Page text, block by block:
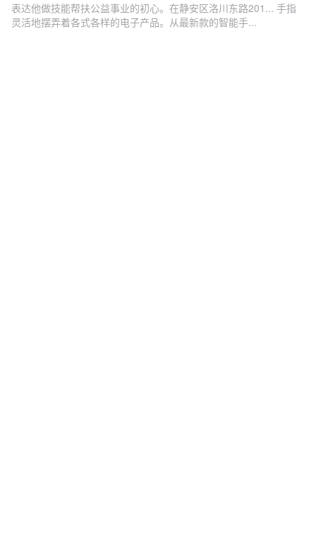
表达他做技能帮扶公益事业的初心。在静安区洛川东路201... 手指
灵活地摆弄着各式各样的电子产品。从最新款的智能手...